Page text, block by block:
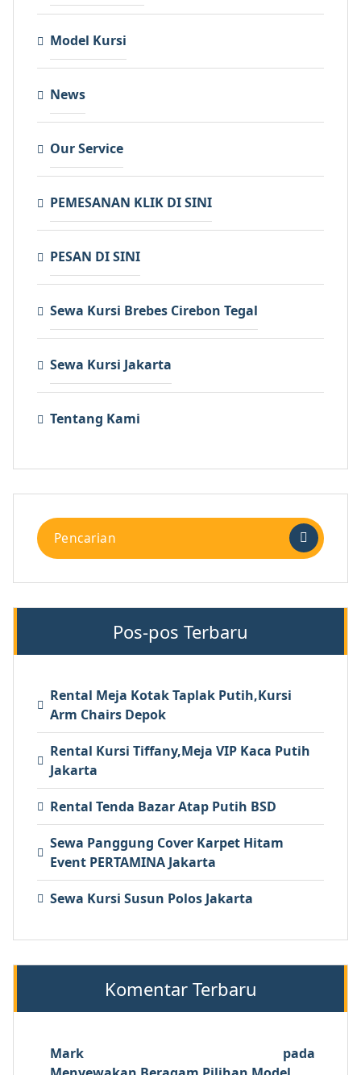
Model Kursi
News
Our Service
PEMESANAN KLIK DI SINI
PESAN DI SINI
Sewa Kursi Brebes Cirebon Tegal
Sewa Kursi Jakarta
Tentang Kami
Pencarian
untuk:
Pos-pos Terbaru
Rental Meja Kotak Taplak Putih,Kursi
Arm Chairs Depok
Rental Kursi Tiffany,Meja VIP Kaca Putih
Jakarta
Rental Tenda Bazar Atap Putih BSD
Sewa Panggung Cover Karpet Hitam
Event PERTAMINA Jakarta
Sewa Kursi Susun Polos Jakarta
Komentar Terbaru
Mark
pada